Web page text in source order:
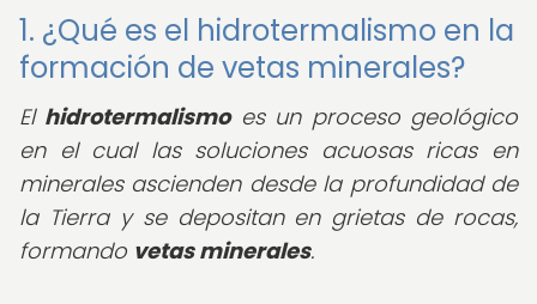
1. ¿Qué es el hidrotermalismo en la
formación de vetas minerales?
El hidrotermalismoes un proceso geológico
en el cual las soluciones acuosas ricas en
minerales ascienden desde la profundidad de
la Tierra y se depositan en grietas de rocas,
formando vetas minerales.